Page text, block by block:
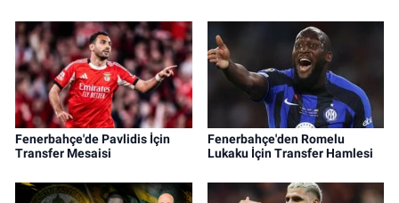
Fenerbahçe'de Pavlidis İçin
Transfer Mesaisi
Fenerbahçe'den Romelu
Lukaku İçin Transfer Hamlesi